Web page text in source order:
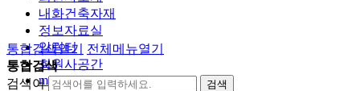
내화건축자재
정보자료실
알림터
회원사공간
membership
통합검색열기 전체메뉴열기
통합검색
검색어